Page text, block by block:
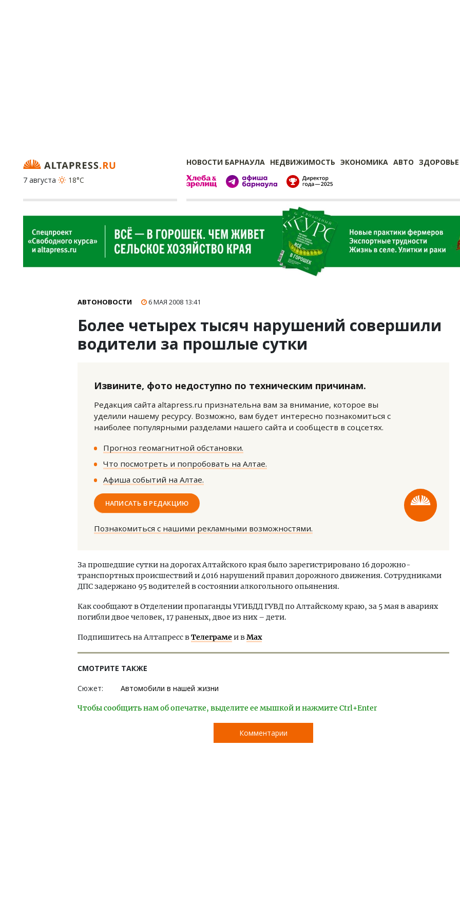
НОВОСТИ БАРНАУЛА НЕДВИЖИМОСТЬ ЭКОНОМИКА АВТО ЗДОРОВЬЕ
7 августа
18°C
АВТОНОВОСТИ 6 МАЯ 2008 13:41
Более четырех тысяч нарушений совершили
водители за прошлые сутки
Извините, фото недоступно по техническим причинам.
Редакция сайта altapress.ru признательна вам за внимание, которое вы
уделили нашему ресурсу. Возможно, вам будет интересно познакомиться с
наиболее популярными разделами нашего сайта и сообществ в соцсетях.
Прогноз геомагнитной обстановки.
Что посмотреть и попробовать на Алтае.
Афиша событий на Алтае.
НАПИСАТЬ В РЕДАКЦИЮ
Познакомиться с нашими рекламными возможностями.
За прошедшие сутки на дорогах Алтайского края было зарегистрировано 16 дорожно-
транспортных происшествий и 4016 нарушений правил дорожного движения. Сотрудниками
ДПС задержано 95 водителей в состоянии алкогольного опьянения.
Как сообщают в Отделении пропаганды УГИБДД ГУВД по Алтайскому краю, за 5 мая в авариях
погибли двое человек, 17 раненых, двое из них – дети.
Подпишитесь на Алтапресс вТелеграмеи вMax
СМОТРИТЕ ТАКЖЕ
Сюжет: Автомобили в нашей жизни
Чтобы сообщить нам об опечатке, выделите ее мышкой и нажмите Ctrl+Enter
Комментарии
плитами становится новым
стандартом благоустройства
ЗИАС — об эстетике
трендах в фасадах и